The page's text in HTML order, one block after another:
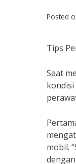
Posted
Tips
Saat
mobil.